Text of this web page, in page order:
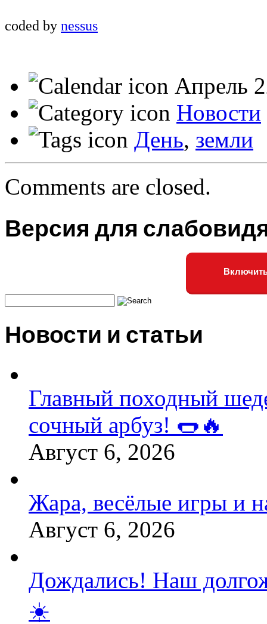
coded by nessus
Апрель
Новости
День, земли
Comments are closed.
Версия для
Новости и статьи
Главный походный
сочный арбуз! 🌭🔥
Август 6, 2026
Жара, весёлые игры и
Август 6, 2026
Дождались! Наш
☀️